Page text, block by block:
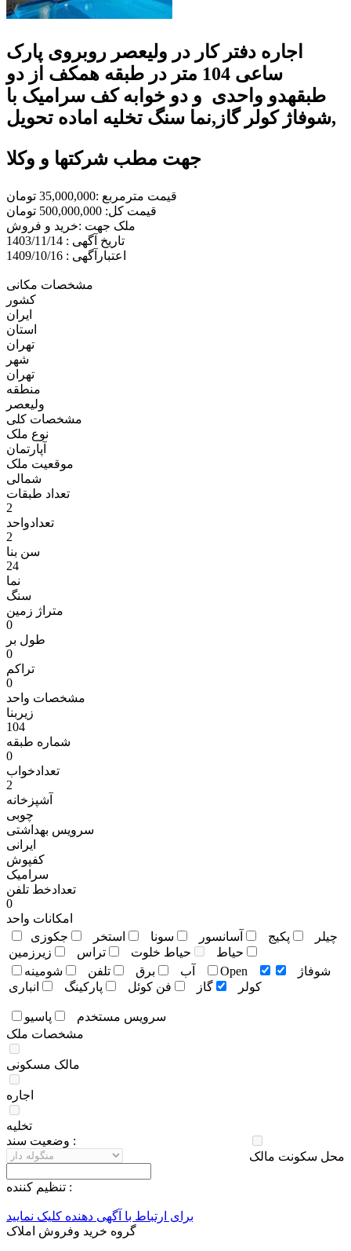
اجاره دفتر کار در ولیعصر روبروی پارک
ساعی 104 متر در طبقه همکف از دو
طبقهدو واحدی و دو خوابه کف سرامیک با
شوفاژ کولر گاز,نما سنگ تخلیه اماده تحویل,
جهت مطب شرکتها و وکلا
قیمت مترمربع :35,000,000 تومان
قیمت کل: 500,000,000 تومان
ملک جهت :خريد و فروش
تاریخ آگهی : 1403/11/14
اعتبارآگهی : 1409/10/16
مشخصات مکانی
کشور
ایران
استان
تهران
شهر
تهران
منطقه
وليعصر
مشخصات کلی
نوع ملک
آپارتمان
موقعیت ملک
شمالی
تعداد طبقات
2
تعدادواحد
2
سن بنا
24
نما
سنگ
متراژ زمين
0
طول بر
0
تراکم
0
مشخصات واحد
زیربنا
104
شماره طبقه
0
تعدادخواب
2
آشپزخانه
چوبی
سرویس بهداشتی
ایرانی
کفپوش
سرامیک
تعدادخط تلفن
0
امکانات واحد
چيلر
پکيج آسانسور سونا استخر
جکوزی
حياط
حياط خلوت تراس
زيرزمين
آب
برق تلفن شومينه Open
شوفاژ
کولر
گاز فن کوئل پارکينگ انباری
سرويس مستخدم
پاسيو
مشخصات ملک
مالک مسکونی
اجاره
تخلیه
محل سکونت مالک
وضعيت سند :
تنظيم کننده :
برای ارتباط با آگهی دهنده کلیک نمایید
گروه خرید وفروش املاک